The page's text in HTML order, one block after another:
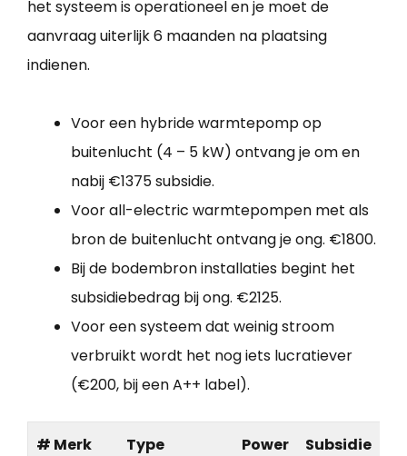
het systeem is operationeel en je moet de
aanvraag uiterlijk 6 maanden na plaatsing
indienen.
Voor een hybride warmtepomp op
buitenlucht (4 – 5 kW) ontvang je om en
nabij €1375 subsidie.
Voor all-electric warmtepompen met als
bron de buitenlucht ontvang je ong. €1800.
Bij de bodembron installaties begint het
subsidiebedrag bij ong. €2125.
Voor een systeem dat weinig stroom
verbruikt wordt het nog iets lucratiever
(€200, bij een A++ label).
# Merk Type Power Subsidie